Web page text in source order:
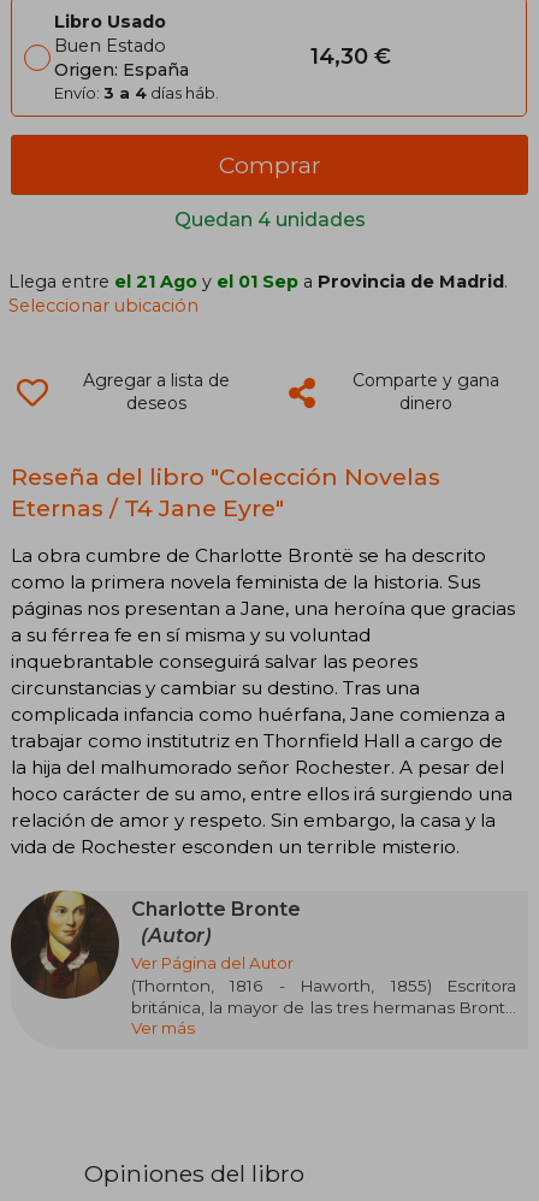
Libro Usado
Buen Estado
Origen: España
Envío: 3 a 4 días háb.
14,30 €
Quedan 4 unidades
Comprar
Llega entre el 21 Ago y el 01 Sep a Provincia de Madrid .
Seleccionar ubicación
Agregar a lista de
deseos
Comparte y gana
dinero
Reseña del libro "Colección Novelas
Eternas / T4 Jane Eyre"
La obra cumbre de Charlotte Brontë se ha descrito
como la primera novela feminista de la historia. Sus
páginas nos presentan a Jane, una heroína que gracias
a su férrea fe en sí misma y su voluntad
inquebrantable conseguirá salvar las peores
circunstancias y cambiar su destino. Tras una
complicada infancia como huérfana, Jane comienza a
trabajar como institutriz en Thornfield Hall a cargo de
la hija del malhumorado señor Rochester. A pesar del
hoco carácter de su amo, entre ellos irá surgiendo una
relación de amor y respeto. Sin embargo, la casa y la
vida de Rochester esconden un terrible misterio.
Charlotte Bronte
(Autor)
Ver Página del Autor
(Thornton, 1816 - Haworth, 1855) Escritora
británica, la mayor de las tres hermanas Brontë
(Charlotte, Emily y Anne) y la única que disfrutó
reaparecer como fondo de los fantásticos y
Ver más
Opiniones del libro